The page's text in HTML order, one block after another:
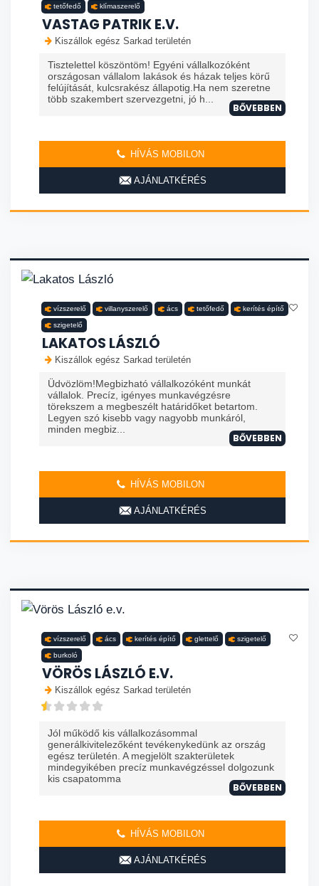
tetőfedő klímaszerelő
VASTAG PATRIK E.V.
Kiszállok egész Sarkad területén
Tisztelettel köszöntöm! Egyéni vállalkozóként
országosan vállalom lakások és házak teljes körű
felújítását, kulcsrakész állapotig.Ha nem szeretne
több szakembert szervezgetni, jó h...
BŐVEBBEN
HÍVÁS MOBILON
AJÁNLATKÉRÉS
vízszerelő villanyszerelő ács tetőfedő kerítés építő
szigetelő
LAKATOS LÁSZLÓ
Kiszállok egész Sarkad területén
Üdvözlöm!Megbizható vállalkozóként munkát
vállalok. Precíz, igényes munkavégzésre
törekszem a megbeszélt határidőket betartom.
Legyen szó kisebb vagy nagyobb munkáról,
minden megbiz...
BŐVEBBEN
HÍVÁS MOBILON
AJÁNLATKÉRÉS
vízszerelő ács kerítés építő glettelő szigetelő
burkoló
VÖRÖS LÁSZLÓ E.V.
Kiszállok egész Sarkad területén
Jól működő kis vállalkozásommal
generálkivitelezőként tevékenykedünk az ország
egész területén. A megjelölt szakterületek
mindegyikében precíz munkavégzéssel dolgozunk
kis csapatomma
BŐVEBBEN
HÍVÁS MOBILON
AJÁNLATKÉRÉS